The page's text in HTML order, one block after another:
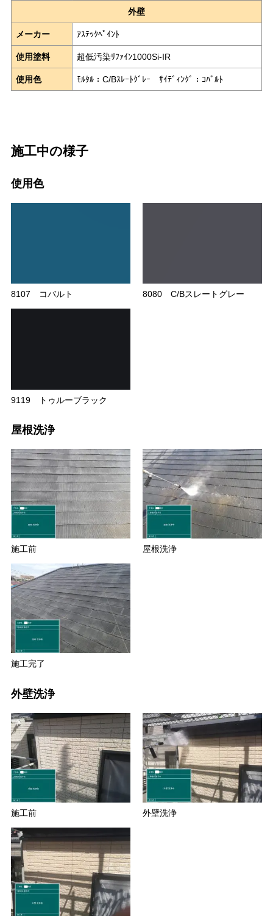
外壁
メーカー ｱｽﾃｯｸﾍﾟｲﾝﾄ
使用塗料 超低汚染ﾘﾌｧｲﾝ1000Si-IR
使用色 ﾓﾙﾀﾙ：C/Bｽﾚｰﾄｸﾞﾚｰ ｻｲﾃﾞｨﾝｸﾞ：ｺﾊﾞﾙﾄ
施工中の様子
使用色
8107 コバルト 8080 C/Bスレートグレー
9119 トゥルーブラック
屋根洗浄
施工前 屋根洗浄
施工完了
外壁洗浄
施工前 外壁洗浄